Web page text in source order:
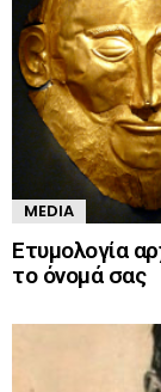
MEDIA
Ετυμολογία
το όνομά σας